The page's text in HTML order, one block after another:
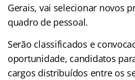
Gerais, vai selecionar novos
quadro de pessoal.
Serão classificados e
oportunidade, candidatos
cargos distribuídos entre os